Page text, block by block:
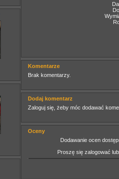
Komentarze
Brak komentarzy.
Dodaj komentarz
Zaloguj się, żeby móc dodawać
Oceny
Dodawanie ocen
Proszę się zalogować